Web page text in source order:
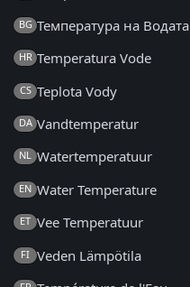
BG Температура на Водата
HR Temperatura Vode
CS Teplota Vody
DA Vandtemperatur
NL Watertemperatuur
EN Water Temperature
ET Vee Temperatuur
FI Veden Lämpötila